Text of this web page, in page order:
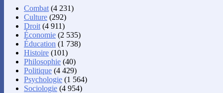
Combat (4 231)
Culture (292)
Droit (4 911)
Économie (2 535)
Éducation (1 738)
Histoire (101)
Philosophie (40)
Politique (4 429)
Psychologie (1 564)
Sociologie (4 954)